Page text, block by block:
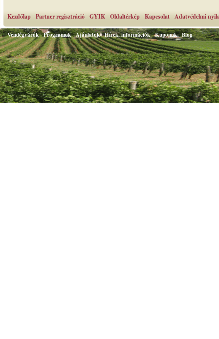
Kezdőlap Partner regisztráció GYIK Oldaltérkép Kapcsolat Adatvédelmi
Vendégvárók Programok Ajánlatok Hírek, információk Kuponok Blog